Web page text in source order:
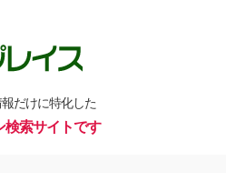
だけに特化した
検索サイトです